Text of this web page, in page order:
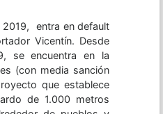
2019, entra en default
Vicentín. Desde
se encuentra en la
(con media sanción
que establece
de 1.000 metros